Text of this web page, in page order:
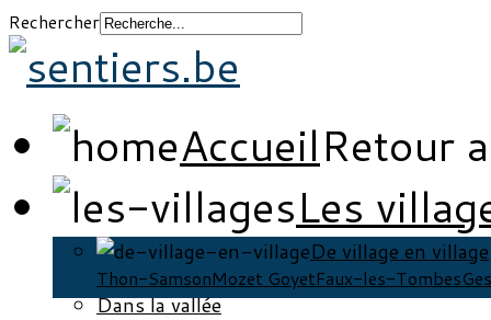
Rechercher
AccueilRetour
Les
De village en village
Thon-SamsonMozet GoyetFaux-les-Tombes
Dans la vallée